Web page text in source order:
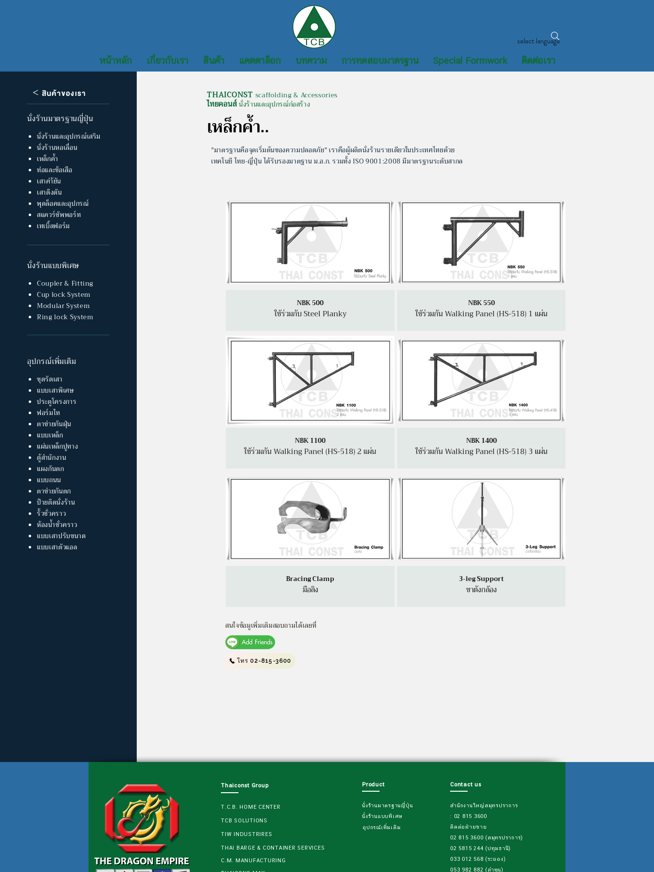
select language
หน้าหลัก
เกี่ยวกับเรา สินค้า แคตตาล็อก บทความ การทดสอบมาตรฐาน Special Formwork ติดต่อเรา
<สินค้าของเรา
นั่งร้านมาตรฐานญี่ปุ่น
นั่งร้านและอุปกรณ์เสริม
นั่งร้านหอเลื่อน
เหล็กค้ำ
ท่อและข้อเสือ
เสาคำ้ยัน
เสาดึงดัน
พุดล็อคและอุปกรณ์
สแควร์ซัพพอร์ท
เทเบิ้ลฟอร์ม
นั่งร้านแบบพิเศษ
Coupler & Fitting
Cup lock System
Modular System
Ring lock System
อุปกรณ์เพิ่มเติม
ชุดรัดเสา
แบบเสาพิเศษ
ประตูโครงการ
ฟอร์มไท
ตาข่ายกันฝุ่น
แบบเหล็ก
แผ่นเหล็กปูทาง
ตู้สำนักงาน
แผงกันตก
แบบถนน
ตาข่ายกันตก
ป้ายติดนั่งร้าน
รั้วชั่วคราว
ห้องน้ำชั่วคราว
แบบเสาปรับขนาด
แบบเสาตัวแอล
THAICONST scaffolding & Accessories
ไทยคอนส์นั่งร้านและอุปกรณ์ก่อสร้าง
เหล็กค้ำ..
"มาตรฐานคือจุดเริ่มต้นของความปลอดภัย" เราคือผู้ผลิตนั่งร้านรายเดียวในประเทศไทยด้วย
เทคโนยี ไทย-ญี่ปุ่นได้รับรองมาตฐาน ม.อ.ก. รวมทั้ง ISO 9001:2008 มีมาตรฐานระดับสากล
สนใจข้อมูเพิ่มเติมสอบถามได้เลยที่
โทร 02-815-3600
NBK 500
ใช้ร่วมกับ Steel Planky
NBK 550
ใช้ร่วมกัน Walking Panel (HS-518) 1 แผ่น
NBK 1100
ใช้ร่วมกัน Walking Panel (HS-518) 2 แผ่น
NBK 1400
ใช้ร่วมกัน Walking Panel (HS-518) 3 แผ่น
Bracing Clamp
มือลิง
3-leg Support
ขาตั้งกล้อง
Thaiconst Group
T.C.B. HOME CENTER
TCB SOLUTIONS
TIW INDUSTRIRES
THAI BARGE & CONTAINER SERVICES
C.M. MANUFACTURING
Product
นั่งร้านมาตรฐานญี่ปุ่น
นั่งร้านแบบพิเศษ
อุปกรณ์เพิ่มเติม
Contact us
สำนักงานใหญ่สมุทรปราการ
: 02 815 3600
ติดต่อฝ่ายขาย
02 815 3600 (สมุทรปราการ)
02 5815 244 (ปทุมธานี)
033 012 568 (ระยอง)
053 982 882 (ลำพูน)